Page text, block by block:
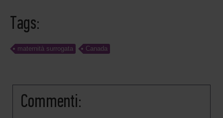
Tags:
maternità surrogata Canada
Commenti: